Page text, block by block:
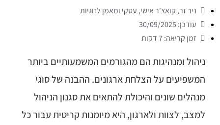
ניר זר, קואצ'ר אישי, עסקי ומאמן לזוגיות
עודכן: 30/09/2025
זמן קריאה: 7 דקות
ניהול ומנהיגות הם מהגורמים המשמעותיים ביותר
המשפיעים על הצלחת ארגונים. ההבנה של סוגי
מנהלים שונים והיכולת להתאים את סגנון הניהול
למצב, לצוות ולארגון, היא מיומנות קריטית עבור כל